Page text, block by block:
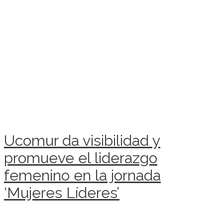
Ucomur da visibilidad y
promueve el liderazgo
femenino en la jornada
‘Mujeres Líderes’